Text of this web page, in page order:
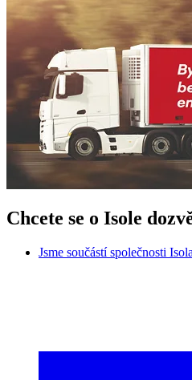
Chcete se o Isole
Jsme součástí společnosti